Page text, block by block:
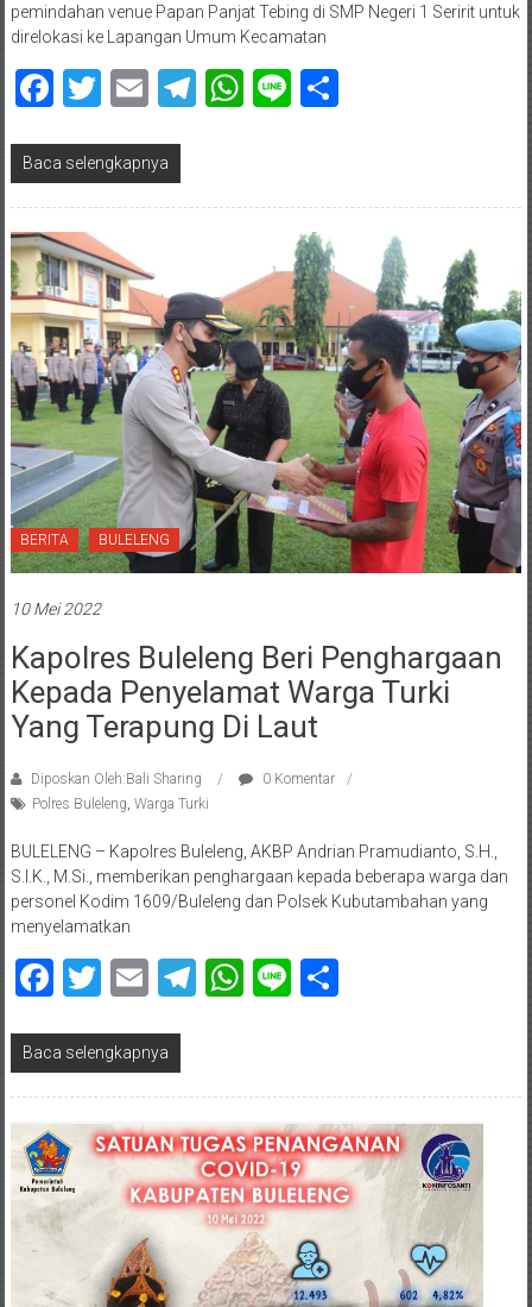
pemindahan venue Papan Panjat Tebing di SMP Negeri 1 Seririt untuk
direlokasi ke Lapangan Umum Kecamatan
Facebook
Twitter
EmailTelegram
WhatsApp
LineShare
Baca selengkapnya
BERITA BULELENG
10 Mei 2022
Kapolres Buleleng Beri Penghargaan
Kepada Penyelamat Warga Turki
Yang Terapung Di Laut
Diposkan Oleh:Bali Sharing
0 Komentar
Polres Buleleng Warga Turki
BULELENG – Kapolres Buleleng, AKBP Andrian Pramudianto, S.H.,
S.I.K., M.Si., memberikan penghargaan kepada beberapa warga dan
personel Kodim 1609/Buleleng dan Polsek Kubutambahan yang
menyelamatkan
Facebook
Twitter
EmailTelegram
WhatsApp
LineShare
Baca selengkapnya